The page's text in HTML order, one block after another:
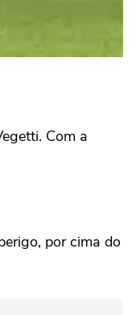
Com a
por cima do